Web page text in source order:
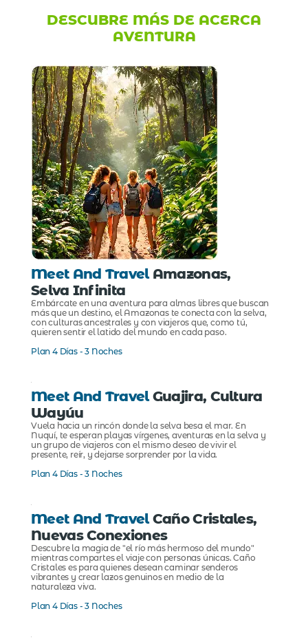
DESCUBRE MÁS DE ACERCA
AVENTURA
Meet And TravelAmazonas,
Selva Infinita
Embárcate en una aventura para almas libres que buscan
más que un destino, el Amazonas te conecta con la selva,
con culturas ancestrales y con viajeros que, como tú,
quieren sentir el latido del mundo en cada paso.
Plan 4 Días - 3 Noches
Meet And TravelGuajira, Cultura
Wayúu
Vuela hacia un rincón donde la selva besa el mar. En
Nuquí, te esperan playas vírgenes, aventuras en la selva y
un grupo de viajeros con el mismo deseo de vivir el
presente, reír, y dejarse sorprender por la vida.
Plan 4 Días - 3 Noches
Meet And TravelCaño Cristales,
Nuevas Conexiones
Descubre la magia de "el río más hermoso del mundo"
mientras compartes el viaje con personas únicas. Caño
Cristales es para quienes desean caminar senderos
vibrantes y crear lazos genuinos en medio de la
naturaleza viva.
Plan 4 Días - 3 Noches